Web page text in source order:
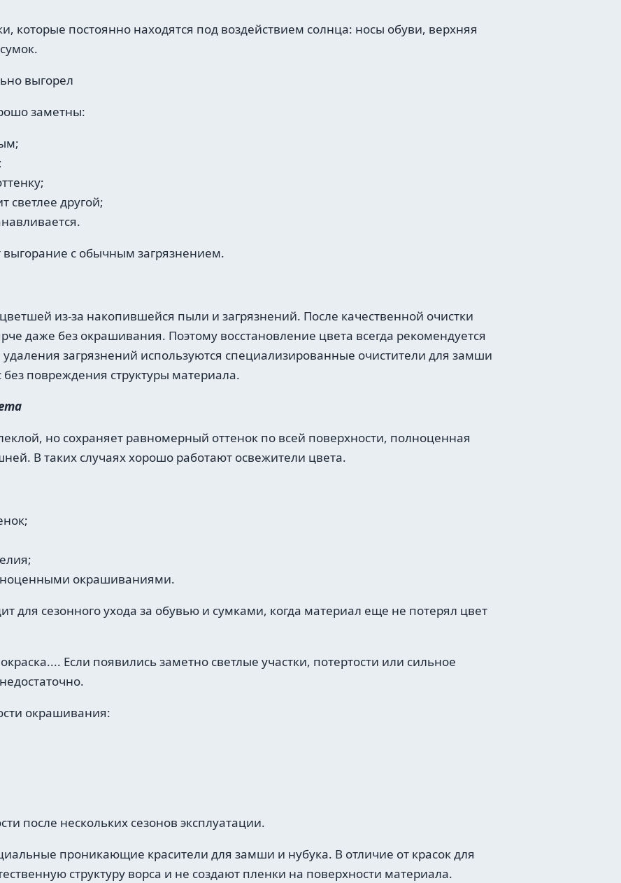
которые постоянно находятся под воздействием солнца: носы обуви, верхняя
выгорел
заметны:
светлее другой;
с обычным загрязнением.
из-за накопившейся пыли и загрязнений. После качественной очистки
даже без окрашивания. Поэтому восстановление цвета всегда рекомендуется
загрязнений используются специализированные очистители для замши
повреждения структуры материала.
но сохраняет равномерный оттенок по всей поверхности, полноценная
В таких случаях хорошо работают освежители цвета.
окрашиваниями.
для сезонного ухода за обувью и сумками, когда материал еще не потерял цвет
Если появились заметно светлые участки, потертости или сильное
окрашивания:
после нескольких сезонов эксплуатации.
проникающие красители для замши и нубука. В отличие от красок для
структуру ворса и не создают пленки на поверхности материала.